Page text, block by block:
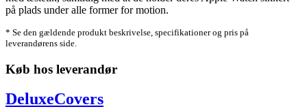
på plads under alle former for motion.
* Se den gældende produkt beskrivelse, specifikationer og pris på
leverandørens side.
Køb hos leverandør
DeluxeCovers